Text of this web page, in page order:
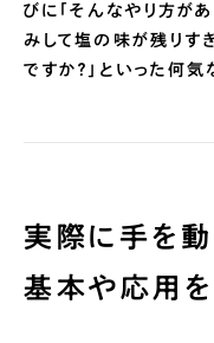
びに「そんなやり方が
みして塩の味が残りす
ですか？」といった何
実際に手を動
基本や応用